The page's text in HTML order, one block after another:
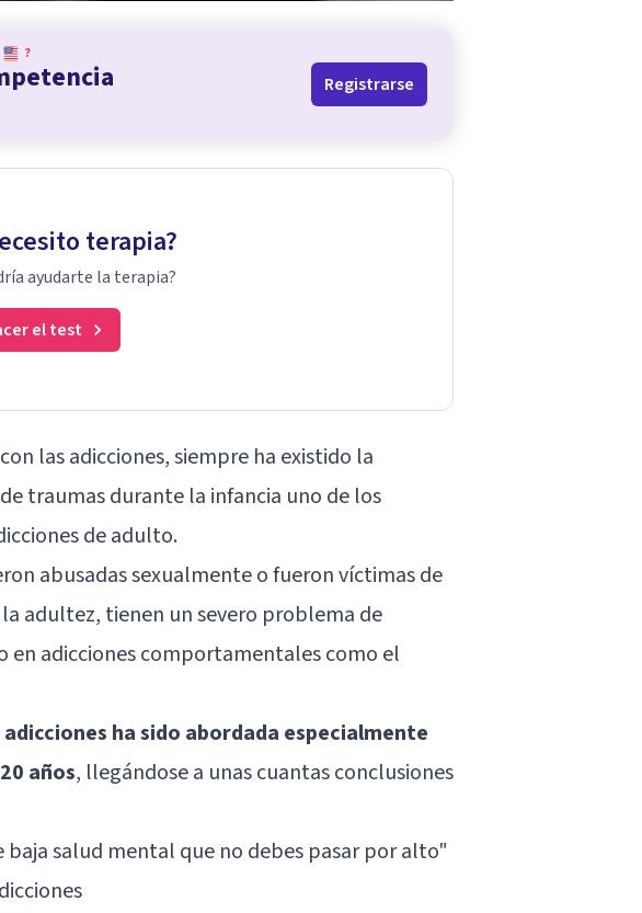
?
Registrarse
terapia?
ayudarte la terapia?
el test
las adicciones, siempre ha existido la
traumas durante la infancia uno de los
de adulto.
abusadas sexualmente o fueron víctimas de
adultez, tienen un severo problema de
en adicciones comportamentales como el
ha sido abordada especialmente
años, llegándose a unas cuantas conclusiones
baja salud mental que no debes pasar por alto"